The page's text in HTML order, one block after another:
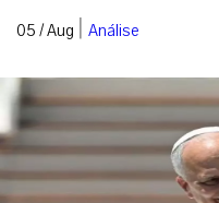
05 / Aug | Análise